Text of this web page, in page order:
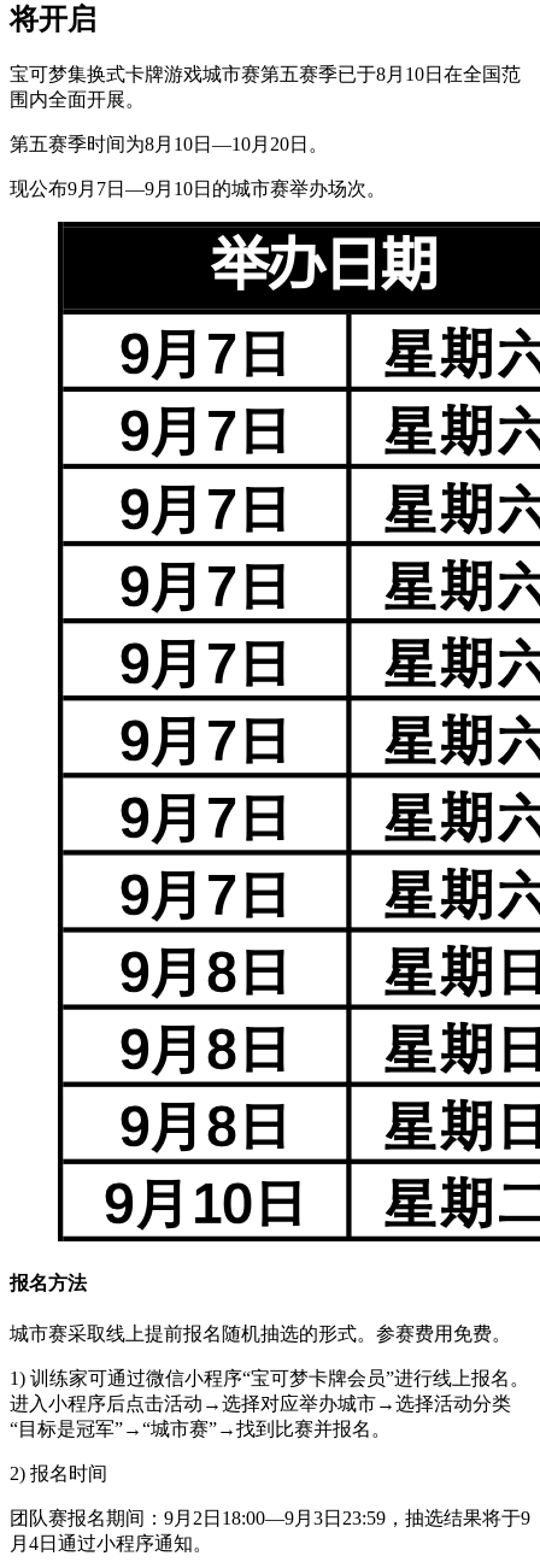
将开启
宝可梦集换式卡牌游戏城市赛第五赛季已于8月10日在全国范
围内全面开展。
第五赛季时间为8月10日—10月20日。
现公布9月7日—9月10日的城市赛举办场次。
报名方法
城市赛采取线上提前报名随机抽选的形式。参赛费用免费。
1) 训练家可通过微信小程序“宝可梦卡牌会员”进行线上报名。
进入小程序后点击活动→选择对应举办城市→选择活动分类
“目标是冠军”→“城市赛”→找到比赛并报名。
2) 报名时间
团队赛报名期间：9月2日18:00—9月3日23:59，抽选结果将于9
月4日通过小程序通知。